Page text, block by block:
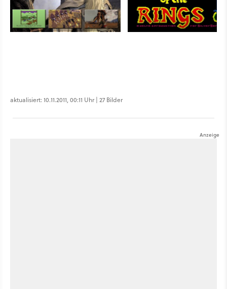
aktualisiert: 10.11.2011, 00:11 Uhr | 27 Bilder